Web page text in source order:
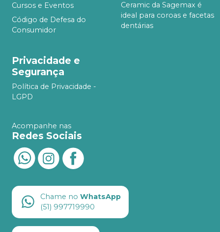
Cursos e Eventos
Código de Defesa do
Consumidor
Ceramic da Sagemax é
ideal para coroas e facetas
dentárias
Privacidade e
Segurança
Política de Privacidade -
LGPD
Acompanhe nas
Redes Sociais
Chame no WhatsApp
(51) 997719990